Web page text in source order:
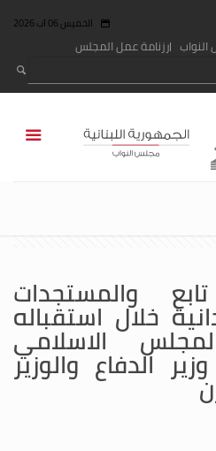
الخميس 06 آب 2026
رزنامة عمل المجلس
والمستجدات
خلال استقباله
الاسلامي
الدفاع والوزير